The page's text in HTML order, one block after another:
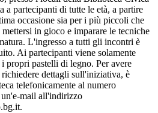
a partecipanti di tutte le età, a partire
occasione sia per i più piccoli che
in gioco e imparare le tecniche
L'ingresso a tutti gli incontri è
Ai partecipanti viene solamente
propri pastelli di legno. Per avere
dettagli sull'iniziativa, è
telefonicamente al numero
mail all'indirizzo